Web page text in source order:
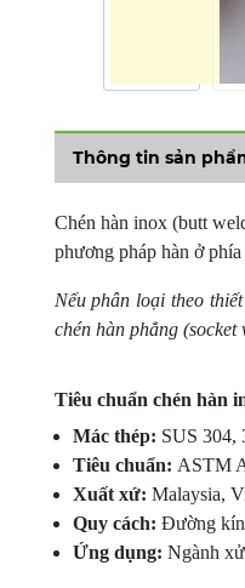
Thông tin sản
Chén hàn inox (butt
phương pháp hàn ở
Nếu phân loại theo
chén hàn phẳng (socket
Tiêu chuẩn chén hàn
Mác thép: SUS 304,
Tiêu chuẩn: ASTM
Xuất xứ: Malaysia,
Quy cách: Đường
Ứng dụng: Ngành